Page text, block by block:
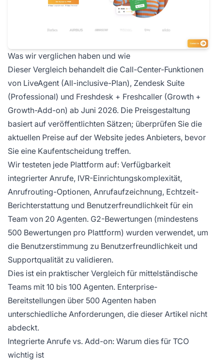
Was wir verglichen haben und wie
Dieser Vergleich behandelt die Call-Center-Funktionen
von LiveAgent (All-inclusive-Plan), Zendesk Suite
(Professional) und Freshdesk + Freshcaller (Growth +
Growth-Add-on) ab Juni 2026. Die Preisgestaltung
basiert auf veröffentlichten Sätzen; überprüfen Sie die
aktuellen Preise auf der Website jedes Anbieters, bevor
Sie eine Kaufentscheidung treffen.
Wir testeten jede Plattform auf: Verfügbarkeit
integrierter Anrufe, IVR-Einrichtungskomplexität,
Anrufrouting-Optionen, Anrufaufzeichnung, Echtzeit-
Berichterstattung und Benutzerfreundlichkeit für ein
Team von 20 Agenten. G2-Bewertungen (mindestens
500 Bewertungen pro Plattform) wurden verwendet, um
die Benutzerstimmung zu Benutzerfreundlichkeit und
Supportqualität zu validieren.
Dies ist ein praktischer Vergleich für mittelständische
Teams mit 10 bis 100 Agenten. Enterprise-
Bereitstellungen über 500 Agenten haben
unterschiedliche Anforderungen, die dieser Artikel nicht
abdeckt.
Integrierte Anrufe vs. Add-on: Warum dies für TCO
wichtig ist